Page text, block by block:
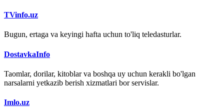
TVinfo.uz
Bugun, ertaga va keyingi hafta uchun to'liq teledasturlar.
DostavkaInfo
Taomlar, dorilar, kitoblar va boshqa uy uchun kerakli bo'lgan
narsalarni yetkazib berish xizmatlari bor servislar.
Imlo.uz